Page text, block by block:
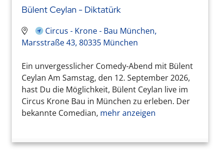
Bülent Ceylan - Diktatürk
Circus - Krone - Bau München,
Marsstraße 43, 80335 München
Ein unvergesslicher Comedy-Abend mit Bülent
Ceylan Am Samstag, den 12. September 2026,
hast Du die Möglichkeit, Bülent Ceylan live im
Circus Krone Bau in München zu erleben. Der
bekannte Comedian, mehr anzeigen